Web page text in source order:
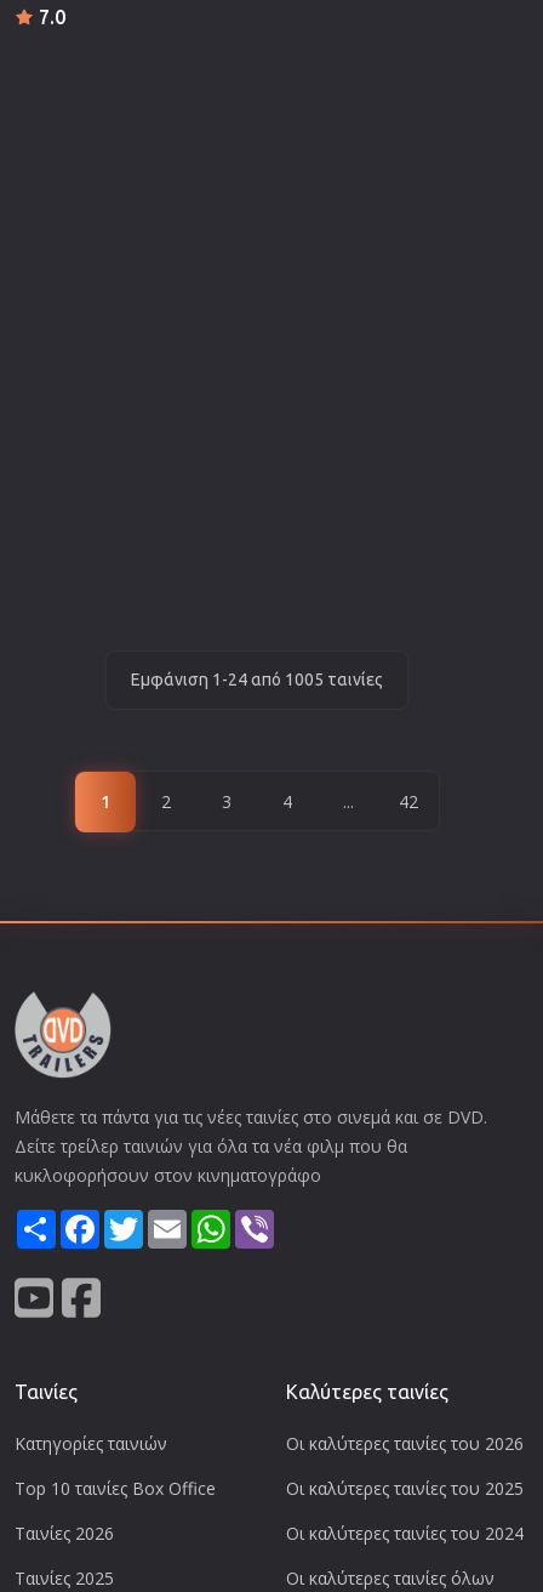
7.0
Εμφάνιση 1-24 από 1005 ταινίες
1 2 3 4 ... 42
Μάθετε τα πάντα για τις νέες ταινίες στο σινεμά και σε DVD.
Δείτε τρείλερ ταινιών για όλα τα νέα φιλμ που θα
κυκλοφορήσουν στον κινηματογράφο
ShareFacebook
TwitterEmail WhatsApp
Ταινίες
Κατηγορίες ταινιών
Top 10 ταινίες Box Office
Ταινίες 2026
Ταινίες 2025
Καλύτερες ταινίες
Οι καλύτερες ταινίες του 2026
Οι καλύτερες ταινίες του 2025
Οι καλύτερες ταινίες του 2024
Οι καλύτερες ταινίες όλων